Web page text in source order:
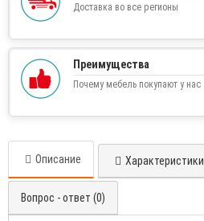
Доставка во все регионы
Преимущества
Почему мебель покупают у нас
Описание Характеристики
Вопрос - ответ (0)